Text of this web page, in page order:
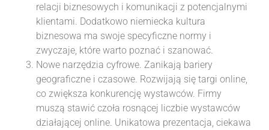
relacji biznesowych i komunikacji z potencjalnymi
klientami. Dodatkowo niemiecka kultura
biznesowa ma swoje specyficzne normy i
zwyczaje, które warto poznać i szanować.
Nowe narzędzia cyfrowe. Zanikają bariery
geograficzne i czasowe. Rozwijają się targi online,
co zwiększa konkurencję wystawców. Firmy
muszą stawić czoła rosnącej liczbie wystawców
działającej online. Unikatowa prezentacja, ciekawa